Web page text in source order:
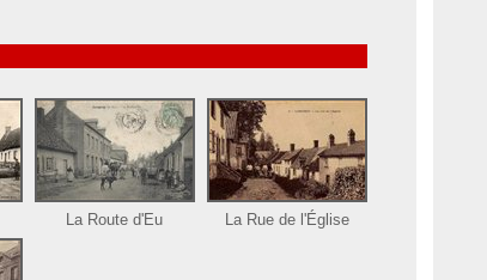
La Route d'Eu La Rue de l'Église